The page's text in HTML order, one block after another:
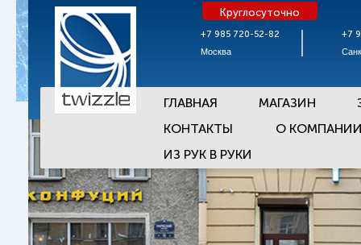
+7 985 720-52-82
Москва
Круглосуточно
+7
ГЛАВНАЯ МАГАЗИН
КОНТАКТЫ
О
ИЗ РУК В РУКИ